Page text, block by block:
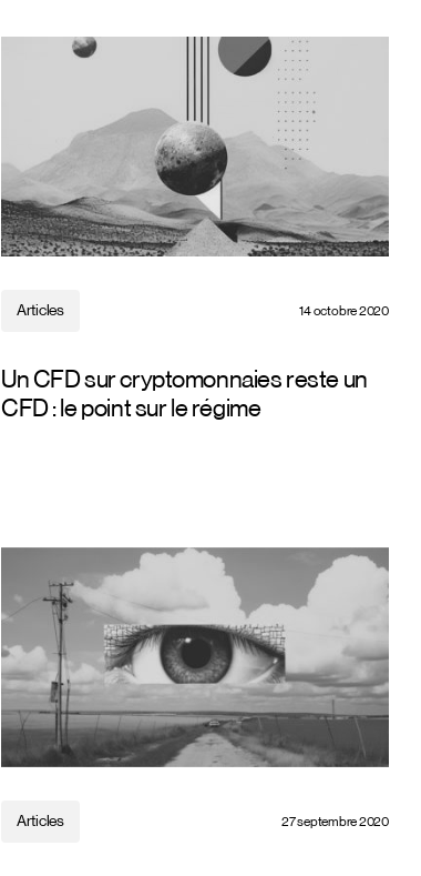
Articles 14 octobre 2020
Un CFD sur cryptomonnaies reste un
CFD : le point sur le régime
Articles 27 septembre 2020